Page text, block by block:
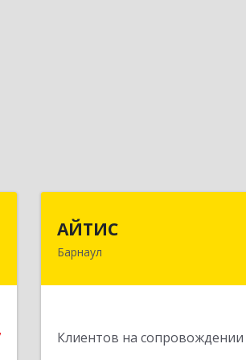
АЙТИС
Барнаул
Клиентов на сопровождении
656067, Алтайский край,